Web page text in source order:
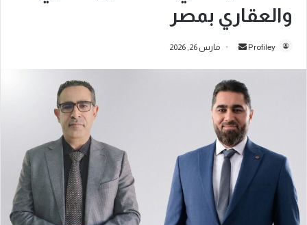
والعقاري بمصر
Profiley
س
ل
ب
ر
ي
د
ا
مارس 26, 2026